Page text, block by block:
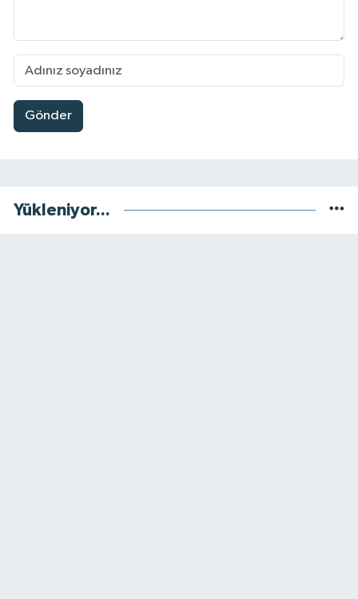
Gönder
Yükleniyor...